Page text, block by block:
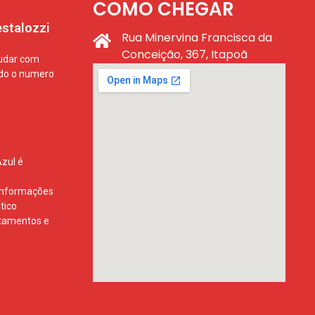
com
o numero
é
e
COMO CHEGAR
Rua Minervina Francisca da
Conceição, 367, Itapoã